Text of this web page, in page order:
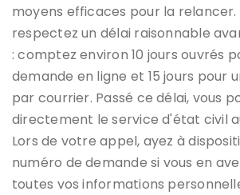
moyens efficaces pour la relancer.
respectez un délai raisonnable
: comptez environ 10 jours ouvrés
demande en ligne et 15 jours pour
par courrier. Passé ce délai, vous
directement le service d'état civil
Lors de votre appel, ayez à
numéro de demande si vous en
toutes vos informations